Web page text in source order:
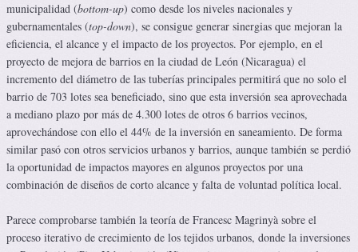
municipalidad (bottom-up) como desde los niveles nacionales y
gubernamentales (top-down), se consigue generar sinergias que mejoran la
eficiencia, el alcance y el impacto de los proyectos. Por ejemplo, en el
proyecto de mejora de barrios en la ciudad de León (Nicaragua) el
incremento del diámetro de las tuberías principales permitirá que no solo el
barrio de 703 lotes sea beneficiado, sino que esta inversión sea aprovechada
a mediano plazo por más de 4.300 lotes de otros 6 barrios vecinos,
aprovechándose con ello el 44% de la inversión en saneamiento. De forma
similar pasó con otros servicios urbanos y barrios, aunque también se perdió
la oportunidad de impactos mayores en algunos proyectos por una
combinación de diseños de corto alcance y falta de voluntad política local.
Parece comprobarse también la teoría de Francesc Magrinyà sobre el
proceso iterativo de crecimiento de los tejidos urbanos, donde la inversiones